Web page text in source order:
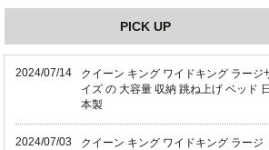
PICK UP
2024/07/14
クイーン キング ワイドキング ラージ
イズ の 大容量 収納 跳ね上げ ベッド 日
本製
2024/07/03
クイーン キング ワイドキング ラージ